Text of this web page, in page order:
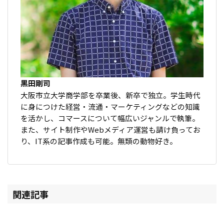
黒田剛司
大阪市立大学商学部を卒業後、新卒で独立。学生時代
に身につけた経営・流通・マーケティングなどの知識
を活かし、コマースについて幅広いジャンルで執筆。
また、サイト制作やWebメディア運営も請け負ってお
り、IT系の記事作成も可能。無類の動物好き。
関連記事